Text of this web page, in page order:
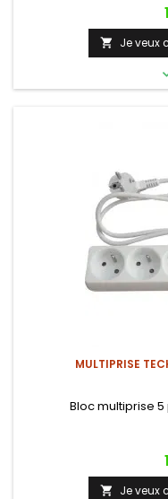
 Je veux
MULTIPRISE
Bloc multiprise
 Je veux